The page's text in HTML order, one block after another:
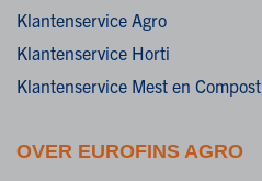
Klantenservice Agro
Klantenservice Horti
Klantenservice Mest en Compost
OVER EUROFINS AGRO